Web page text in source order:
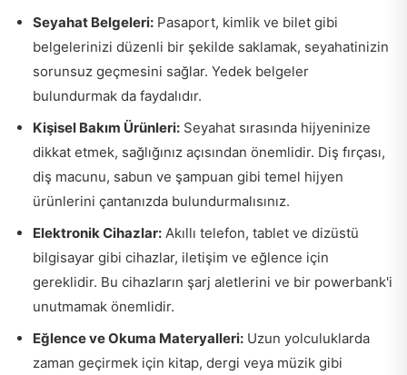
Seyahat Belgeleri: Pasaport, kimlik ve bilet gibi
belgelerinizi düzenli bir şekilde saklamak, seyahatinizin
sorunsuz geçmesini sağlar. Yedek belgeler
bulundurmak da faydalıdır.
Kişisel Bakım Ürünleri: Seyahat sırasında hijyeninize
dikkat etmek, sağlığınız açısından önemlidir. Diş fırçası,
diş macunu, sabun ve şampuan gibi temel hijyen
ürünlerini çantanızda bulundurmalısınız.
Elektronik Cihazlar: Akıllı telefon, tablet ve dizüstü
bilgisayar gibi cihazlar, iletişim ve eğlence için
gereklidir. Bu cihazların şarj aletlerini ve bir powerbank'i
unutmamak önemlidir.
Eğlence ve Okuma Materyalleri: Uzun yolculuklarda
zaman geçirmek için kitap, dergi veya müzik gibi